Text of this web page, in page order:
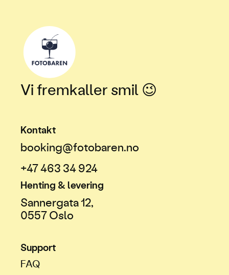
Vi fremkaller smil 😉
Kontakt
booking@fotobaren.no
+47 463 34 924
Henting & levering
Sannergata 12,
0557 Oslo
Support
FAQ